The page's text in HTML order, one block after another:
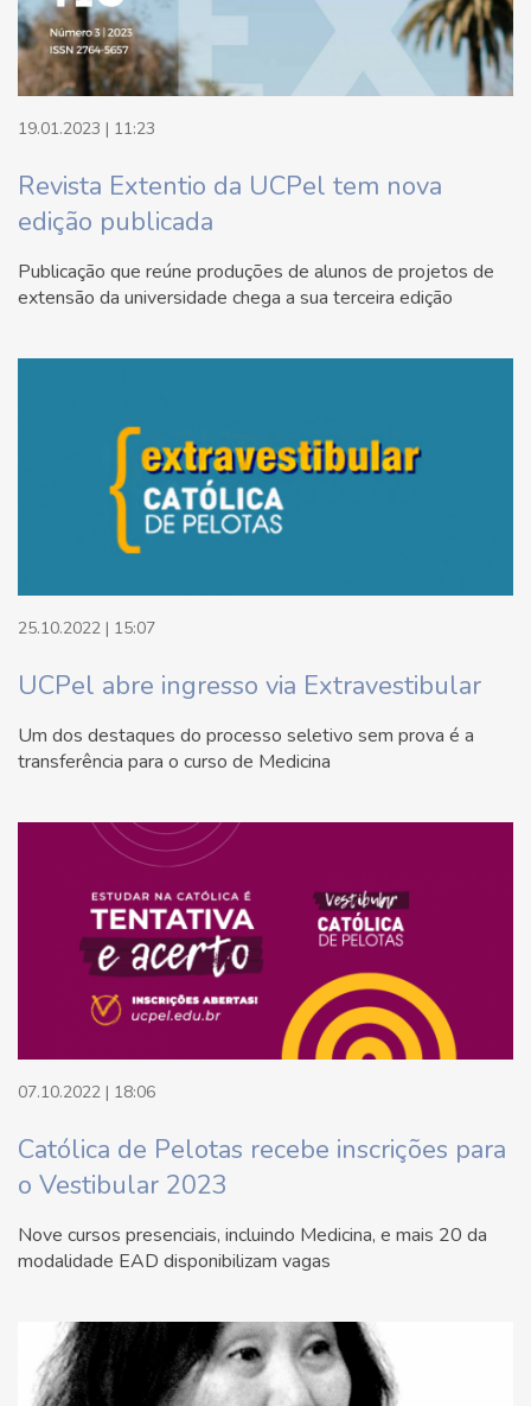
19.01.2023 | 11:23
Revista Extentio da UCPel tem nova
edição publicada
Publicação que reúne produções de alunos de projetos de
extensão da universidade chega a sua terceira edição
25.10.2022 | 15:07
UCPel abre ingresso via Extravestibular
Um dos destaques do processo seletivo sem prova é a
transferência para o curso de Medicina
07.10.2022 | 18:06
Católica de Pelotas recebe inscrições para
o Vestibular 2023
Nove cursos presenciais, incluindo Medicina, e mais 20 da
modalidade EAD disponibilizam vagas